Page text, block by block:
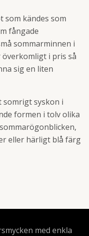
som kändes som
fångade
sommarminnen i
överkomligt i pris så
sig en liten
somrigt syskon i
formen i tolv olika
eller härligt blå färg
med enkla